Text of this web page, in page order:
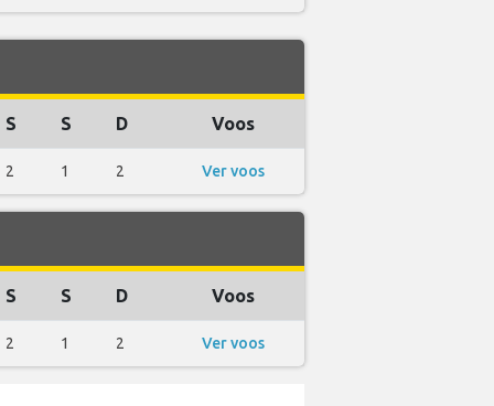
S S D Voos
2 1 2 Ver voos
S S D Voos
2 1 2 Ver voos